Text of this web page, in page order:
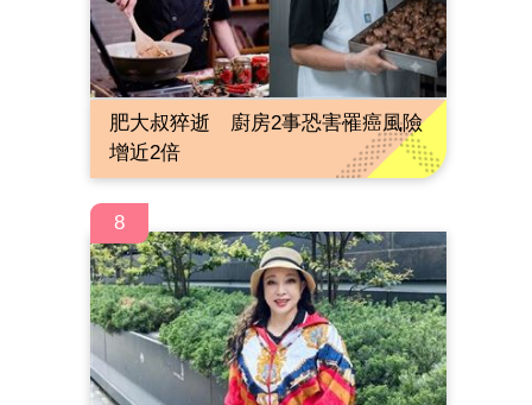
肥大叔猝逝 廚房2事恐害罹癌風險
增近2倍
8